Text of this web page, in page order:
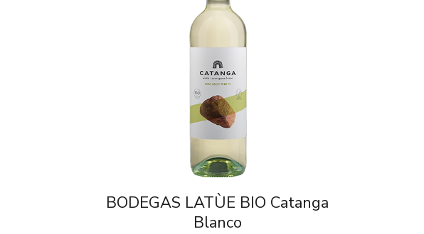
BODEGAS LATÙE BIO Catanga
Blanco